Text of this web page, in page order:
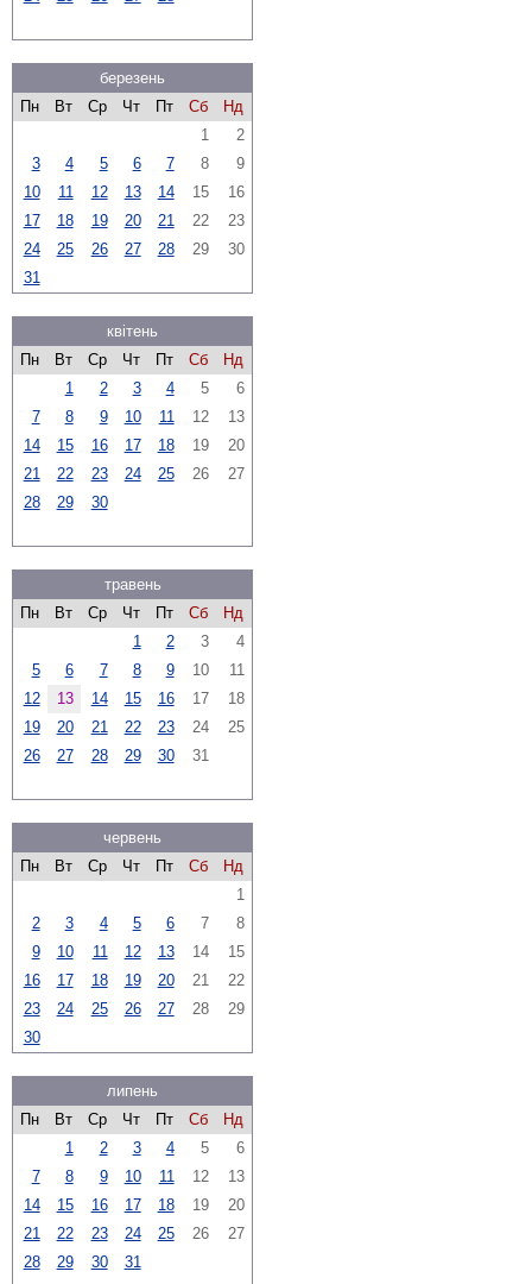
березень
Пн
Вт Ср Чт Пт Сб
Нд
1
2
3
4 5 6 7 8
9
10
11 12 13 14 15
16
17
18 19 20 21 22
23
24
25 26 27 28 29
30
31
квітень
Пн
Вт Ср Чт Пт Сб
Нд
1
2 3 4 5
6
7
8 9 10 11 12
13
14
15 16 17 18 19
20
21
22 23 24 25 26
27
28
29 30
травень
Пн
Вт Ср Чт Пт Сб
Нд
1
2 3
4
5
6 7 8 9 10
11
12
13 14 15 16 17
18
19
20 21 22 23 24
25
26
27 28 29 30 31
червень
Пн
Вт Ср Чт Пт Сб
Нд
1
2
3 4 5 6 7
8
9
10 11 12 13 14
15
16
17 18 19 20 21
22
23
24 25 26 27 28
29
30
липень
Пн
Вт Ср Чт Пт Сб
Нд
1
2 3 4 5
6
7
8 9 10 11 12
13
14
15 16 17 18 19
20
21
22 23 24 25 26
27
28
29 30 31